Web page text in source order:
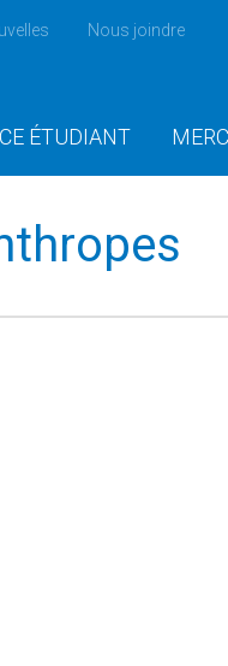
Nous joindre
ÉTUDIANT